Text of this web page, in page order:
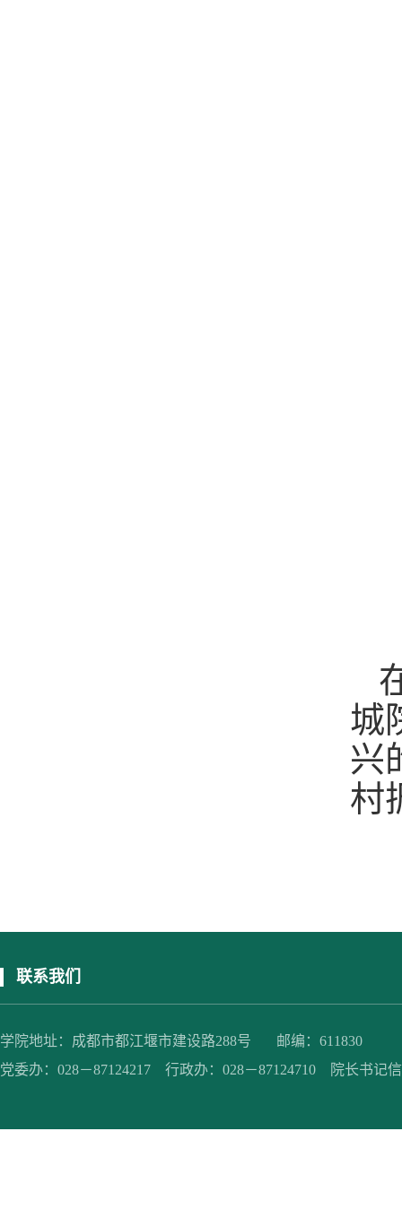
城
兴
村
联系我们
学院地址：成都市都江堰市建设路288号 邮编：611830
党委办：028－87124217 行政办：028－87124710 院长书记信